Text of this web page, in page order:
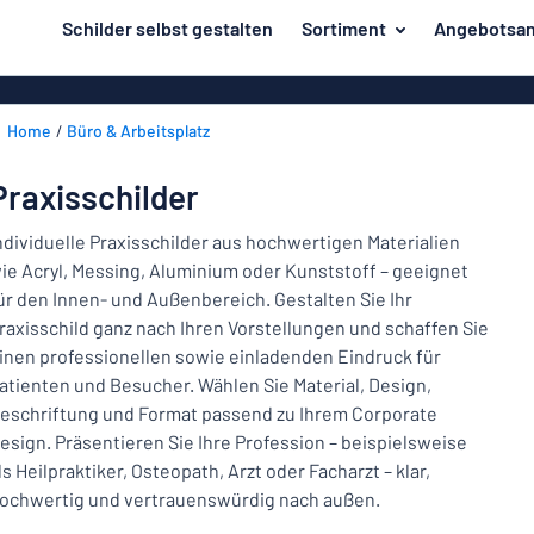
springen
Schilder selbst gestalten Sortiment
Herstellung
Haus und Heim
Kennzeichnung
Namensschilder
Aufkleber
Verkehr und Fahrzeuge
Industrie und Fertigung
Büro & Arbeitsplatz
Aufkleber
Roll-Up
Plakate
Unsere
Bestseller
Material
Herstellung
Haus
und
Heim
Kennzeichnung
Namensschilder
zum
entwerfen
Home Büro & Arbeitsplatz
Praxisschilder aus hochwertigen Materialien
Acryl, Messing, Aluminium oder Kunststoff – geeignet
den Innen- und Außenbereich. Gestalten Sie Ihr
ganz nach Ihren Vorstellungen und schaffen Sie
professionellen sowie einladenden Eindruck für
und Besucher. Wählen Sie Material, Design,
und Format passend zu Ihrem Corporate
Präsentieren Sie Ihre Profession – beispielsweise
Heilpraktiker, Osteopath, Arzt oder Facharzt – klar,
und vertrauenswürdig nach außen.